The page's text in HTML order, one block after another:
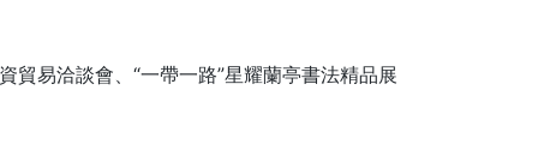
貿易洽談會、“一帶一路”星耀蘭亭書法精品展